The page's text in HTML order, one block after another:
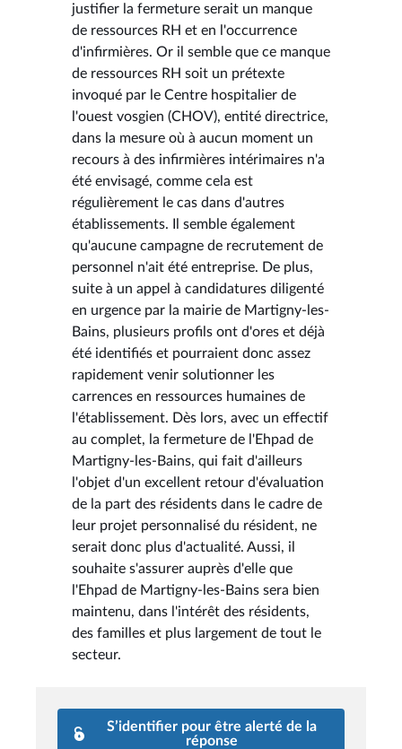
justifier la fermeture serait un manque
de ressources RH et en l'occurrence
d'infirmières. Or il semble que ce manque
de ressources RH soit un prétexte
invoqué par le Centre hospitalier de
l'ouest vosgien (CHOV), entité directrice,
dans la mesure où à aucun moment un
recours à des infirmières intérimaires n'a
été envisagé, comme cela est
régulièrement le cas dans d'autres
établissements. Il semble également
qu'aucune campagne de recrutement de
personnel n'ait été entreprise. De plus,
suite à un appel à candidatures diligenté
en urgence par la mairie de Martigny-les-
Bains, plusieurs profils ont d'ores et déjà
été identifiés et pourraient donc assez
rapidement venir solutionner les
carrences en ressources humaines de
l'établissement. Dès lors, avec un effectif
au complet, la fermeture de l'Ehpad de
Martigny-les-Bains, qui fait d'ailleurs
l'objet d'un excellent retour d'évaluation
de la part des résidents dans le cadre de
leur projet personnalisé du résident, ne
serait donc plus d'actualité. Aussi, il
souhaite s'assurer auprès d'elle que
l'Ehpad de Martigny-les-Bains sera bien
maintenu, dans l'intérêt des résidents,
des familles et plus largement de tout le
secteur.
S’identifier pour être alerté de la
réponse